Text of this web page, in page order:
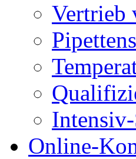
Vertrieb
Online-